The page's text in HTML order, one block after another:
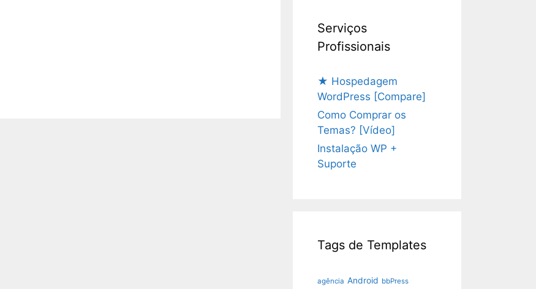
Serviços
Profissionais
★ Hospedagem
WordPress [Compare]
Como Comprar os
Temas? [Vídeo]
Instalação WP +
Suporte
Tags de Templates
agência Android bbPress